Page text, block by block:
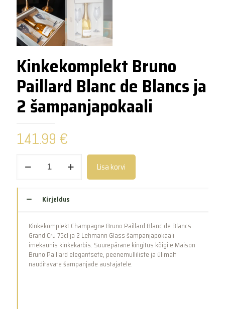
Kinkekomplekt Bruno
Paillard Blanc de Blancs ja
2 šampanjapokaali
141.99 €
Bruno
Blanc
šampanjapokaali
kogus
Lisa korvi
Kirjeldus
Kinkekomplekt Champagne Bruno Paillard Blanc de Blancs
Grand Cru 75cl ja 2 Lehmann Glass šampanjapokaali
imekaunis kinkekarbis. Suurepärane kingitus kõigile Maison
Bruno Paillard elegantsete, peenemulliliste ja ülimalt
nauditavate šampanjade austajatele.